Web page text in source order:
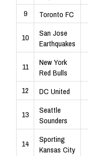
9 Toronto FC
10
San Jose
Earthquakes
11
New York
Red Bulls
12 DC United
13
Seattle
Sounders
14
Sporting
Kansas City